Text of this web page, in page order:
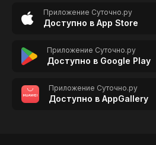
Приложение Суточно.ру
Доступно в App Store
Приложение Суточно.ру
Доступно в Google Play
Приложение Суточно.ру
Доступно в AppGallery